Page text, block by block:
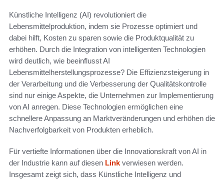
Künstliche Intelligenz (AI) revolutioniert die
Lebensmittelproduktion, indem sie Prozesse optimiert und
dabei hilft, Kosten zu sparen sowie die Produktqualität zu
erhöhen. Durch die Integration von intelligenten Technologien
wird deutlich, wie beeinflusst AI
Lebensmittelherstellungsprozesse? Die Effizienzsteigerung in
der Verarbeitung und die Verbesserung der Qualitätskontrolle
sind nur einige Aspekte, die Unternehmen zur Implementierung
von AI anregen. Diese Technologien ermöglichen eine
schnellere Anpassung an Marktveränderungen und erhöhen die
Nachverfolgbarkeit von Produkten erheblich.
Für vertiefte Informationen über die Innovationskraft von AI in
der Industrie kann auf diesen Link verwiesen werden.
Insgesamt zeigt sich, dass Künstliche Intelligenz und